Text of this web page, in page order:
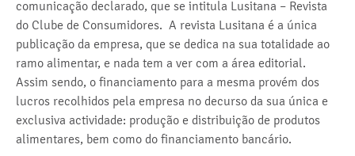
comunicação declarado, que se intitula Lusitana – Revista
do Clube de Consumidores. A revista Lusitana é a única
publicação da empresa, que se dedica na sua totalidade ao
ramo alimentar, e nada tem a ver com a área editorial.
Assim sendo, o financiamento para a mesma provém dos
lucros recolhidos pela empresa no decurso da sua única e
exclusiva actividade: produção e distribuição de produtos
alimentares, bem como do financiamento bancário.